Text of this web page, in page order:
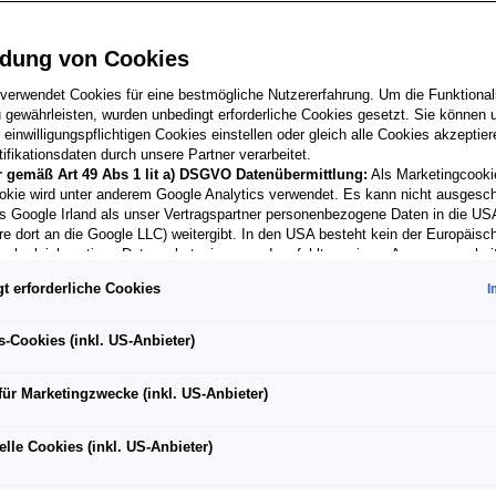
A
von Cookies
Cookies für eine bestmögliche Nutzererfahrung. Um die
gewährleisten, wurden unbedingt erforderliche Cookies gesetzt. Sie können
einwilligungspflichtigen Cookies einstellen oder gleich alle Cookies
durch unsere Partner verarbeitet.
gemäß Art 49 Abs 1 lit a) DSGVO Datenübermittlung: Als
wird unter anderem Google Analytics verwendet. Es kann nicht
Google Irland als unser Vertragspartner personenbezogene Daten in die
dort an die Google LLC) weitergibt. In den USA besteht kein der
gleichwertiges Datenschutzniveau und es fehlt an einem
den USA nicht wirksam durchsetzen können, in den USA keine
einen Zugriff auf Daten erlangen können, wobei Eingriffe in Ihre
Sie damit auch gemäß Art 49 Abs 1 lit a) DSGVO der Übermittlung
Webseite.
erforderliche Cookies
Cookies (inkl. US-Anbieter)
Marketingzwecke (inkl. US-Anbieter)
Cookies (inkl. US-Anbieter)